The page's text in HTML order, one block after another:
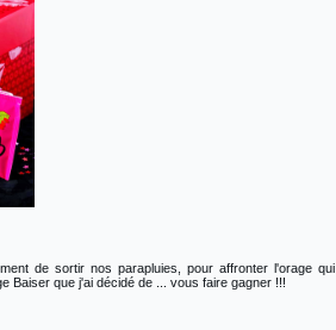
de sortir nos parapluies, pour affronter l'orage qui
Baiser que j'ai décidé de ... vous faire gagner !!!